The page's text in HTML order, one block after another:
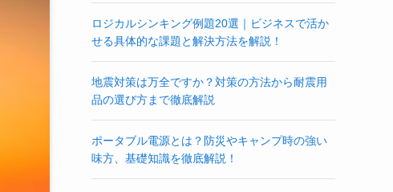
ロジカルシンキング例題20選｜ビジネスで活か
せる具体的な課題と解決方法を解説！
地震対策は万全ですか？対策の方法から耐震用
品の選び方まで徹底解説
ポータブル電源とは？防災やキャンプ時の強い
味方、基礎知識を徹底解説！